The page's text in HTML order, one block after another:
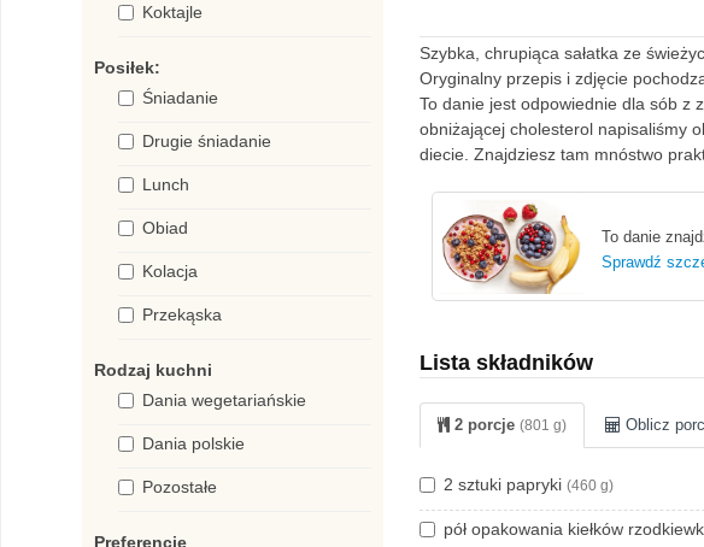
Koktajle
Posiłek:
Śniadanie
Drugie śniadanie
Lunch
Obiad
Kolacja
Przekąska
Rodzaj kuchni
Dania wegetariańskie
Dania polskie
Pozostałe
Preferencje
Szybka, chrupiąca sałatka ze
Oryginalny przepis i zdjęcie
To danie jest odpowiednie dla sób z
obniżającej cholesterol napisaliśmy
diecie. Znajdziesz tam mnóstwo
To danie
Sprawdź
Lista składników
2 porcje (801 g) Oblicz
2 sztuki papryki (460 g)
pół opakowania kiełków